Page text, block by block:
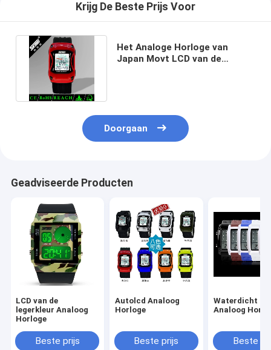
Krijg De Beste Prijs Voor
Het Analoge Horloge van
Japan Movt LCD van de
Doorgaan
Geadviseerde Producten
LCD van de
legerkleur Analoog
Horloge
Beste prijs
Autolcd Analoog
Horloge
Beste prijs
Waterdicht
Analoog
Beste